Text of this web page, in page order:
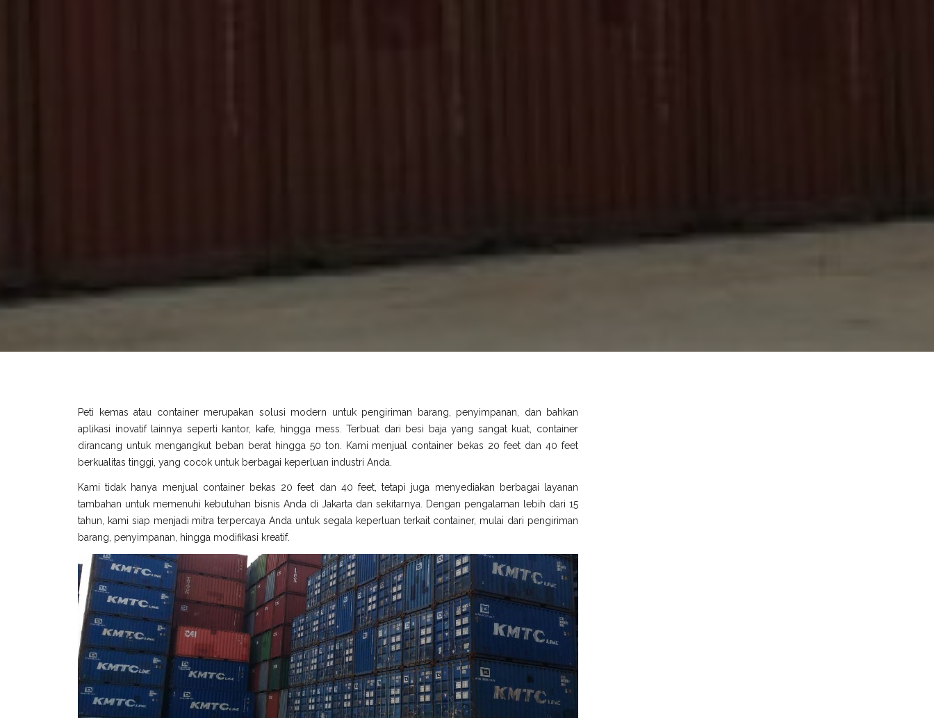
Peti kemas atau container merupakan solusi modern untuk pengiriman barang, penyimpanan, dan bahkan
aplikasi inovatif lainnya seperti kantor, kafe, hingga mess. Terbuat dari besi baja yang sangat kuat, container
dirancang untuk mengangkut beban berat hingga 50 ton. Kami menjual container bekas 20 feet dan 40 feet
berkualitas tinggi, yang cocok untuk berbagai keperluan industri Anda.
Kami tidak hanya menjual container bekas 20 feet dan 40 feet, tetapi juga menyediakan berbagai layanan
tambahan untuk memenuhi kebutuhan bisnis Anda di Jakarta dan sekitarnya. Dengan pengalaman lebih dari 15
tahun, kami siap menjadi mitra terpercaya Anda untuk segala keperluan terkait container, mulai dari pengiriman
barang, penyimpanan, hingga modifikasi kreatif.